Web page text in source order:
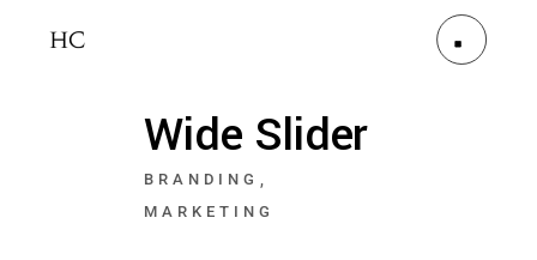
Wide Slider
BRANDING
MARKETING